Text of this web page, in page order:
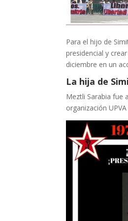
Para el hijo de
presidencial y
diciembre en un
La hija de
Meztli Sarabia fue
organización